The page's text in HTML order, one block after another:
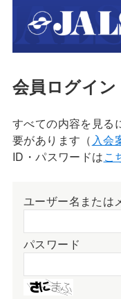
会員ログイン
すべての内容を見る
要があります（ 入会
ID・パスワードはこ
ユーザー名または
パスワード